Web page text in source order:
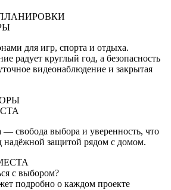
для игр, спорта и отдыха.
радует круглый год, а безопасность
видеонаблюдение и закрытая
— свобода выбора и уверенность, что
надёжной защитой рядом с домом.
с выбором?
подробно о каждом проекте